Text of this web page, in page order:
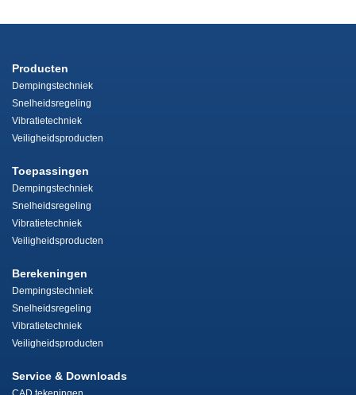
Producten
Dempingstechniek
Snelheidsregeling
Vibratietechniek
Veiligheidsproducten
Toepassingen
Dempingstechniek
Snelheidsregeling
Vibratietechniek
Veiligheidsproducten
Berekeningen
Dempingstechniek
Snelheidsregeling
Vibratietechniek
Veiligheidsproducten
Service & Downloads